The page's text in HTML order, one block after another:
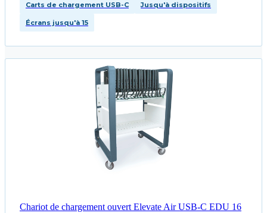
Carts de chargement USB-C Jusqu'à dispositifs
Écrans jusqu'à 15
Chariot de chargement ouvert Elevate Air USB-C EDU 16